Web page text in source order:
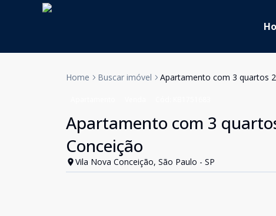
Home Buscar imóvel Apartamento com 3 quartos
Apartamento com 3
Conceição
Vila Nova Conceição, São Paulo - SP